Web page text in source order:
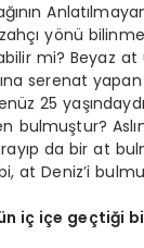
yönü
mi? Beyaz at
serenat
25
bulmuştur?
da bir at
at Deniz’i
iç içe geçtiği